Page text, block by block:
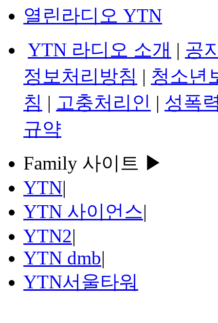
열린라디오 YTN
YTN 라디오 소개 | 공
정보처리방침 | 청소년
침 | 고충처리인 | 성폭
규약
Family 사이트 ▶
YTN|
YTN 사이언스|
YTN2|
YTN dmb|
YTN서울타워